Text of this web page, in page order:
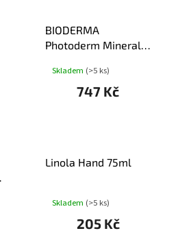
BIODERMA
Photoderm Mineral
Skladem (>5 ks)
747 Kč
Linola Hand 75ml
Skladem (>5 ks)
205 Kč